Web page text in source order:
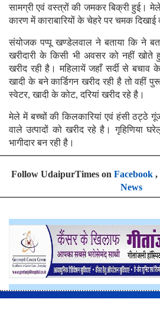
सामग्री एवं वस्त्रों की जमकर बिक्री हुई।
कारण में काराबारियों के चेहरे पर चमक दिखाई
संयोजक पप्पू खण्डेलवाल ने बताया कि ने
खरीदारी के किसी भी अवसर को नहीं खोते
खरीद रही है। महिलायें जहाँ सर्दी से
खादी के बने कार्डिगन खरीद रही है तो वहीं
स्वेटर, खादी के कोट, दरियां खरीद रहे है।
मेले में बच्चों की किलकारियां एवं हंसी ठट्ठे
वाले उत्पादों को खरीद रहे है। गृहिणिया
भागीदार बन रही है।
Follow UdaipurTimes on Facebook,
News